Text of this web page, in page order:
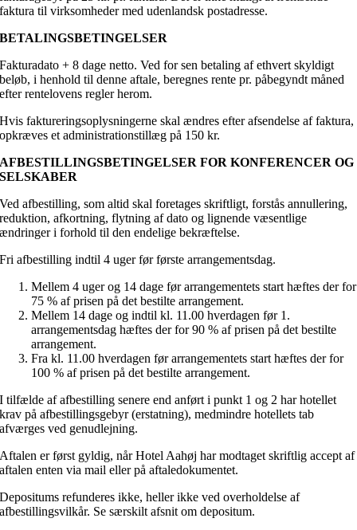
faktura til virksomheder med udenlandsk postadresse.
BETALINGSBETINGELSER
Fakturadato + 8 dage netto. Ved for sen betaling af ethvert skyldigt
beløb, i henhold til denne aftale, beregnes rente pr. påbegyndt måned
efter rentelovens regler herom.
Hvis faktureringsoplysningerne skal ændres efter afsendelse af faktura,
opkræves et administrationstillæg på 150 kr.
AFBESTILLINGSBETINGELSER FOR KONFERENCER OG
SELSKABER
Ved afbestilling, som altid skal foretages skriftligt, forstås annullering,
reduktion, afkortning, flytning af dato og lignende væsentlige
ændringer i forhold til den endelige bekræftelse.
Fri afbestilling indtil 4 uger før første arrangementsdag.
Mellem 4 uger og 14 dage før arrangementets start hæftes der for
75 % af prisen på det bestilte arrangement.
Mellem 14 dage og indtil kl. 11.00 hverdagen før 1.
arrangementsdag hæftes der for 90 % af prisen på det bestilte
arrangement.
Fra kl. 11.00 hverdagen før arrangementets start hæftes der for
100 % af prisen på det bestilte arrangement.
I tilfælde af afbestilling senere end anført i punkt 1 og 2 har hotellet
krav på afbestillingsgebyr (erstatning), medmindre hotellets tab
afværges ved genudlejning.
Aftalen er først gyldig, når Hotel Aahøj har modtaget skriftlig accept af
aftalen enten via mail eller på aftaledokumentet.
Depositums refunderes ikke, heller ikke ved overholdelse af
afbestillingsvilkår. Se særskilt afsnit om depositum.